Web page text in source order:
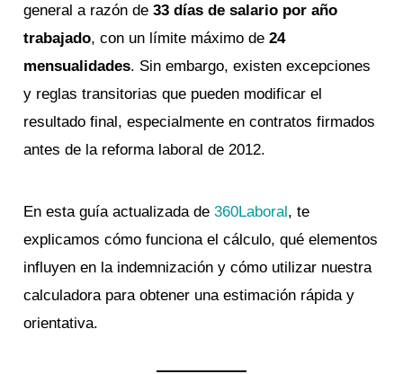
general a razón de33 días de salario por año
trabajado, con un límite máximo de24
mensualidades. Sin embargo, existen excepciones
y reglas transitorias que pueden modificar el
resultado final, especialmente en contratos firmados
antes de la reforma laboral de 2012.
En esta guía actualizada de360Laboral, te
explicamos cómo funciona el cálculo, qué elementos
influyen en la indemnización y cómo utilizar nuestra
calculadora para obtener una estimación rápida y
orientativa.